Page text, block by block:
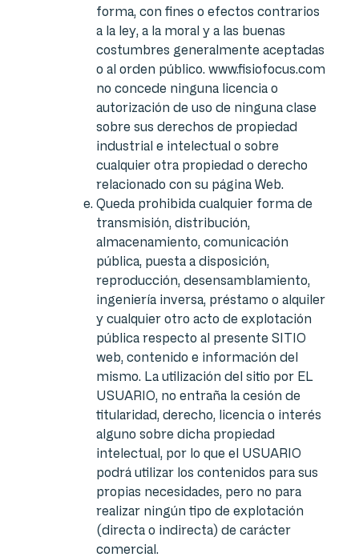
forma, con fines o efectos contrarios
a la ley, a la moral y a las buenas
costumbres generalmente aceptadas
o al orden público. www.fisiofocus.com
no concede ninguna licencia o
autorización de uso de ninguna clase
sobre sus derechos de propiedad
industrial e intelectual o sobre
cualquier otra propiedad o derecho
relacionado con su página Web.
Queda prohibida cualquier forma de
transmisión, distribución,
almacenamiento, comunicación
pública, puesta a disposición,
reproducción, desensamblamiento,
ingeniería inversa, préstamo o alquiler
y cualquier otro acto de explotación
pública respecto al presente SITIO
web, contenido e información del
mismo. La utilización del sitio por EL
USUARIO, no entraña la cesión de
titularidad, derecho, licencia o interés
alguno sobre dicha propiedad
intelectual, por lo que el USUARIO
podrá utilizar los contenidos para sus
propias necesidades, pero no para
realizar ningún tipo de explotación
(directa o indirecta) de carácter
comercial.